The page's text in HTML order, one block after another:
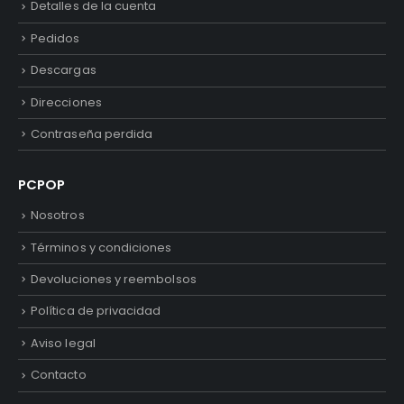
Detalles de la cuenta
Pedidos
Descargas
Direcciones
Contraseña perdida
PCPOP
Nosotros
Términos y condiciones
Devoluciones y reembolsos
Política de privacidad
Aviso legal
Contacto